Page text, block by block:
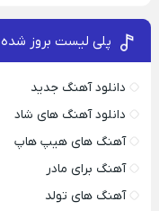
پلی لیست بروز شده
دانلود آهنگ جدید
دانلود آهنگ های شاد
آهنگ های هیپ هاپ
آهنگ برای مادر
آهنگ های تولد